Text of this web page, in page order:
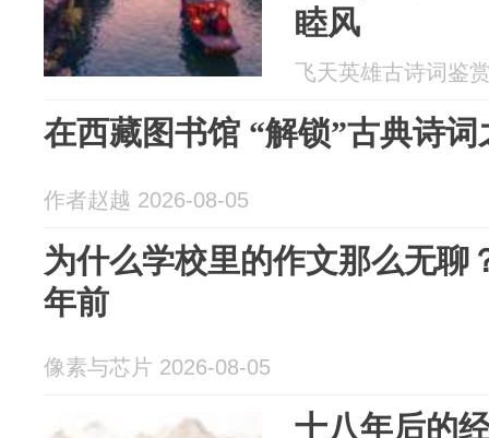
睦风
飞天英雄古诗词鉴
在西藏图书馆 “解锁”古典诗词
作者赵越 2026-08-05
为什么学校里的作文那么无聊
年前
像素与芯片 2026-08-05
十八年后的